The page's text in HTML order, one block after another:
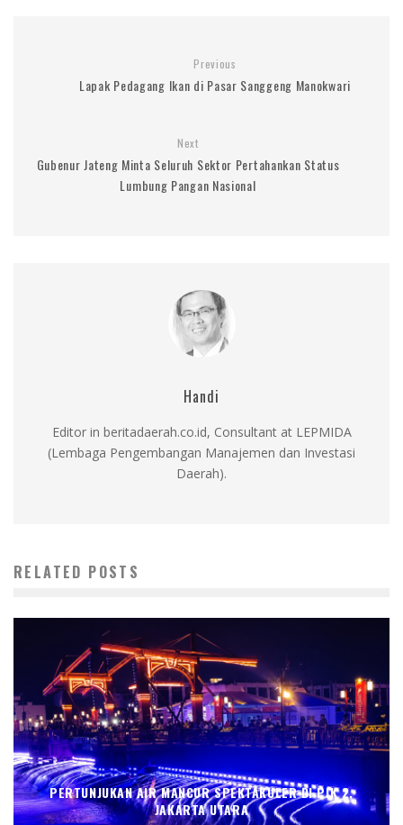
Previous
Lapak Pedagang Ikan di Pasar Sanggeng Manokwari
Next
Gubenur Jateng Minta Seluruh Sektor Pertahankan Status
Lumbung Pangan Nasional
Handi
Editor in beritadaerah.co.id, Consultant at LEPMIDA
(Lembaga Pengembangan Manajemen dan Investasi
Daerah).
RELATED POSTS
PERTUNJUKAN AIR MANCUR SPEKTAKULER DI PIK 2,
JAKARTA UTARA